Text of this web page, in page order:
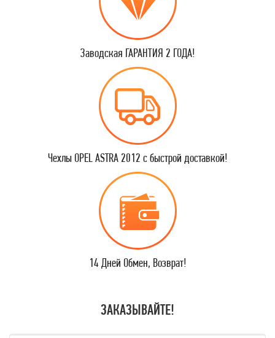
Заводская ГАРАНТИЯ 2 ГОДА!
Чехлы OPEL ASTRA 2012 с быстрой доставкой!
14 Дней Обмен, Возврат!
ЗАКАЗЫВАЙТЕ!